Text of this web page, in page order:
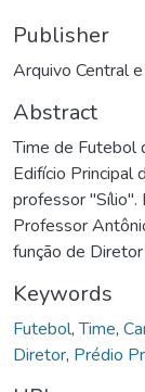
Publisher
Arquivo Central
Abstract
Time de Futebol
Edifício Principal
professor "Sílio".
Professor
função de
Keywords
Futebol,Time,
Diretor, Prédio